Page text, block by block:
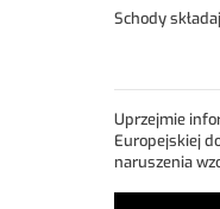
Schody
Uprzejmie
Europejskiej
naruszenia